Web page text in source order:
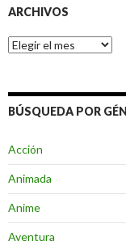
ARCHIVOS
Archivos
BÚSQUEDA POR
Acción
Animada
Anime
Aventura